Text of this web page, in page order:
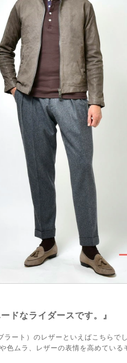
ドなライダースです。』
ート）のレザーといえばこちらで
色ムラ、レザーの表情を高めている